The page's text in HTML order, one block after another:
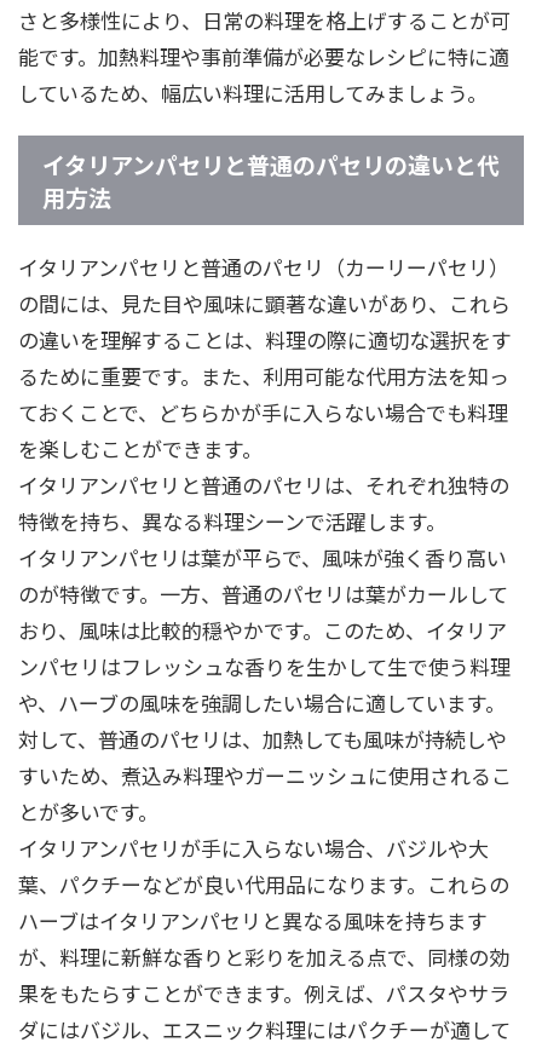
さと多様性により、日常の料理を格上げすることが可
能です。加熱料理や事前準備が必要なレシピに特に適
しているため、幅広い料理に活用してみましょう。
イタリアンパセリと普通のパセリの違いと代
用方法
イタリアンパセリと普通のパセリ（カーリーパセリ）
の間には、見た目や風味に顕著な違いがあり、これら
の違いを理解することは、料理の際に適切な選択をす
るために重要です。また、利用可能な代用方法を知っ
ておくことで、どちらかが手に入らない場合でも料理
を楽しむことができます。
イタリアンパセリと普通のパセリは、それぞれ独特の
特徴を持ち、異なる料理シーンで活躍します。
イタリアンパセリは葉が平らで、風味が強く香り高い
のが特徴です。一方、普通のパセリは葉がカールして
おり、風味は比較的穏やかです。このため、イタリア
ンパセリはフレッシュな香りを生かして生で使う料理
や、ハーブの風味を強調したい場合に適しています。
対して、普通のパセリは、加熱しても風味が持続しや
すいため、煮込み料理やガーニッシュに使用されるこ
とが多いです。
イタリアンパセリが手に入らない場合、バジルや大
葉、パクチーなどが良い代用品になります。これらの
ハーブはイタリアンパセリと異なる風味を持ちます
が、料理に新鮮な香りと彩りを加える点で、同様の効
果をもたらすことができます。例えば、パスタやサラ
ダにはバジル、エスニック料理にはパクチーが適して